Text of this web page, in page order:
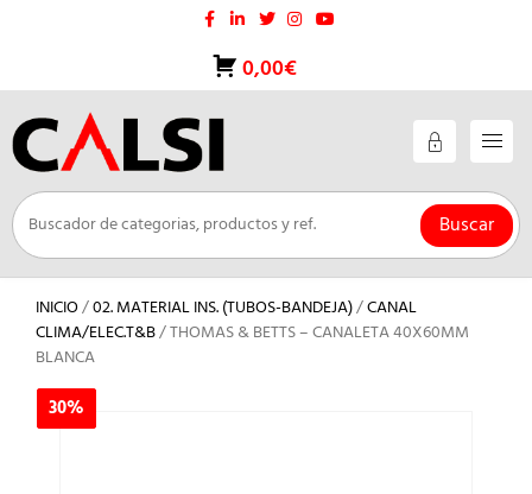
0,00€
Buscar
INICIO/02. MATERIAL INS. (TUBOS-BANDEJA)/CANAL
CLIMA/ELEC.T&B/ THOMAS & BETTS – CANALETA 40X60MM
BLANCA
30%
30%